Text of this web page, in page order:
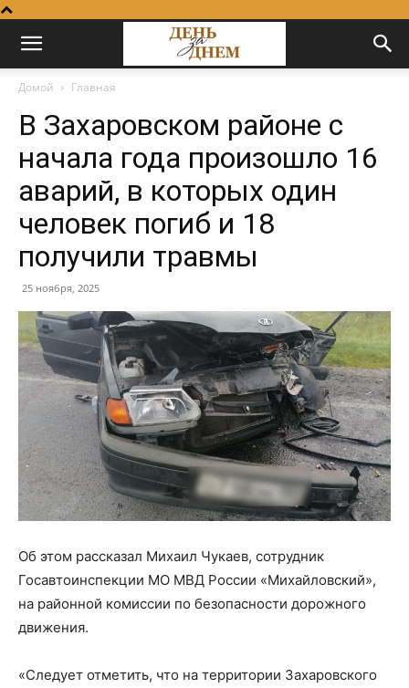
Домой Главная
В Захаровском районе с
начала года произошло 16
аварий, в которых один
человек погиб и 18
получили травмы
25 ноября, 2025
Об этом рассказал Михаил Чукаев, сотрудник
Госавтоинспекции МО МВД России «Михайловский»,
на районной комиссии по безопасности дорожного
движения.
«Следует отметить, что на территории Захаровского